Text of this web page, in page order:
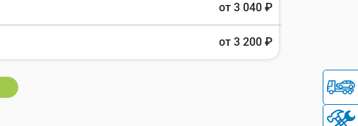
от 3 040 ₽
от 3 200 ₽